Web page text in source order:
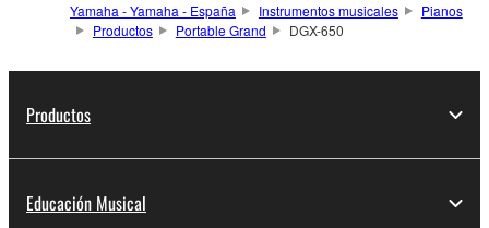
Yamaha - Yamaha - España Instrumentos musicales
Pianos
Productos
Portable Grand DGX-650
Productos
Educación Musical